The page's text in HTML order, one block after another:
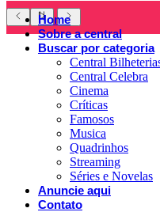
Home
Sobre a central
Buscar por categoria
Central
Central Celebra
Cinema
Críticas
Famosos
Musica
Quadrinhos
Streaming
Séries e Novelas
Anuncie aqui
Contato